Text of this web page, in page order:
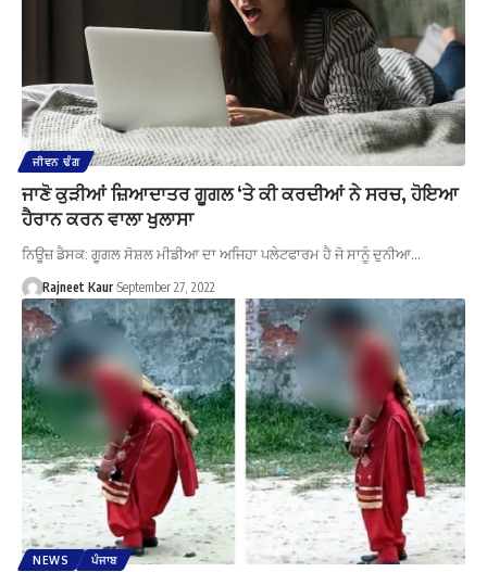
ਜੀਵਨ ਢੰਗ
ਜਾਣੋ ਕੁੜੀਆਂ ਜ਼ਿਆਦਾਤਰ ਗੂਗਲ ‘ਤੇ ਕੀ ਕਰਦੀਆਂ ਨੇ ਸਰਚ, ਹੋਇਆ
ਹੈਰਾਨ ਕਰਨ ਵਾਲਾ ਖੁਲਾਸਾ
ਨਿਊਜ਼ ਡੈਸਕ: ਗੂਗਲ ਸੋਸ਼ਲ ਮੀਡੀਆ ਦਾ ਅਜਿਹਾ ਪਲੇਟਫਾਰਮ ਹੈ ਜੋ ਸਾਨੂੰ ਦੁਨੀਆ…
Rajneet Kaur September 27, 2022
NEWS ਪੰਜਾਬ